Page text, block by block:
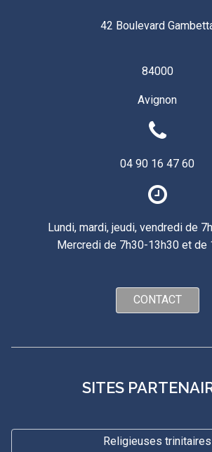
42 Boulevard
84000
Avignon
04 90 16 47 60
Lundi, mardi, jeudi, vendredi de
Mercredi de 7h30-13h30 et de
CONTACT
SITES
Religieuses trinitaires